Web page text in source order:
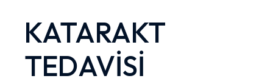
KATARAKT
TEDAVİSİ